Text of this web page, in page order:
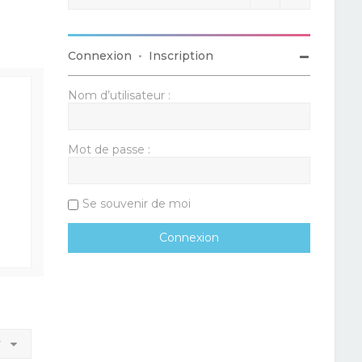
Connexion • Inscription
Nom d’utilisateur :
Mot de passe :
Se souvenir de moi